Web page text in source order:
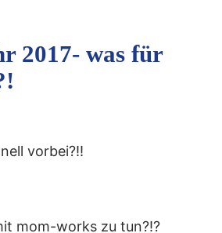
2017- was für
vorbei?!!
mom-works zu tun?!?